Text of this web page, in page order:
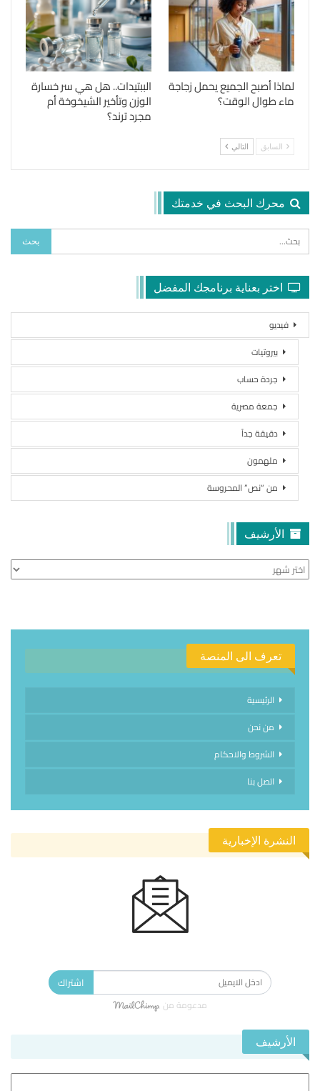
لماذا أصبح الجميع يحمل زجاجة
ماء طوال الوقت؟
الببتيدات.. هل هي سر خسارة
الوزن وتأخير الشيخوخة أم
مجرد ترند؟
السابق التالي
محرك البحث في خدمتك
اختر بعناية برنامجك المفضل
فيديو
بيروتيات
جردة حساب
جمعة مصرية
دقيقة جداً
ملهمون
من “نص” المحروسة
الأرشيف
الأرشيف
تعرف الى المنصة
الرئيسية
من نحن
الشروط والاحكام
اتصل بنا
النشرة الإخبارية
اشتراك
مدعومة من
الأرشيف